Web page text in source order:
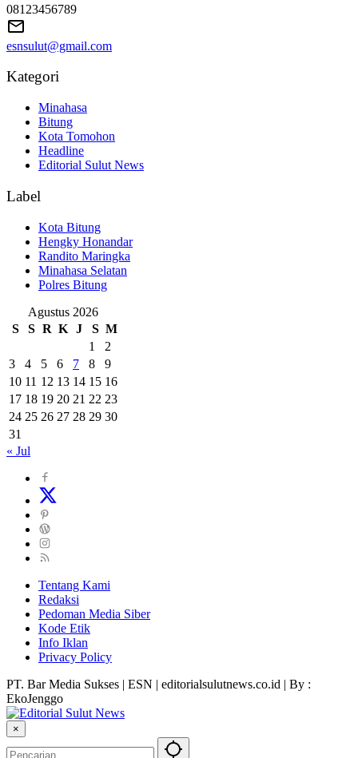
08123456789
esnsulut@gmail.com
Kategori
Minahasa
Bitung
Kota Tomohon
Headline
Editorial Sulut News
Label
Kota Bitung
Hengky Honandar
Randito Maringka
Minahasa Selatan
Polres Bitung
Agustus 2026
S
S R K J S M
1
2
3
4 5 6 7 8
9
10 11 12 13 14 15 16
17 18 19 20 21 22 23
24 25 26 27 28 29 30
31
« Jul
Tentang Kami
Redaksi
Pedoman Media Siber
Kode Etik
Info Iklan
Privacy Policy
PT. Bar Media Sukses | ESN | editorialsulutnews.co.id | By :
EkoJenggo
×